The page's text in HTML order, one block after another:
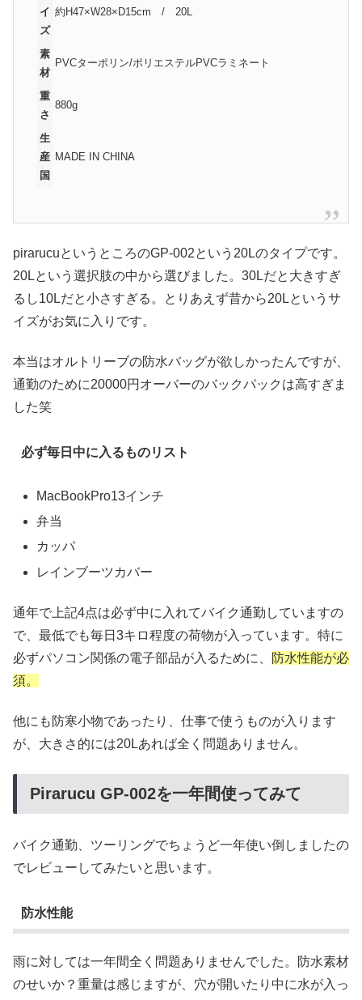
イ
ズ
約H47×W28×D15cm / 20L
素
材
PVCターポリン/ポリエステルPVCラミネート
重
さ
880g
生
産
国
MADE IN CHINA
pirarucuというところのGP-002という20Lのタイプです。
20Lという選択肢の中から選びました。30Lだと大きすぎ
るし10Lだと小さすぎる。とりあえず昔から20Lというサ
イズがお気に入りです。
本当はオルトリーブの防水バッグが欲しかったんですが、
通勤のために20000円オーバーのバックパックは高すぎま
した笑
必ず毎日中に入るものリスト
MacBookPro13インチ
弁当
カッパ
レインブーツカバー
通年で上記4点は必ず中に入れてバイク通勤していますの
で、最低でも毎日3キロ程度の荷物が入っています。特に
必ずパソコン関係の電子部品が入るために、
防水性能が必
須。
他にも防寒小物であったり、仕事で使うものが入ります
が、大きさ的には20Lあれば全く問題ありません。
Pirarucu GP-002を一年間使ってみて
バイク通勤、ツーリングでちょうど一年使い倒しましたの
でレビューしてみたいと思います。
防水性能
雨に対しては一年間全く問題ありませんでした。防水素材
のせいか？重量は感じますが、穴が開いたり中に水が入っ